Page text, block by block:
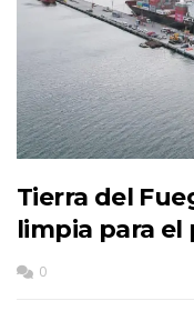
Tierra del
limpia para el
0